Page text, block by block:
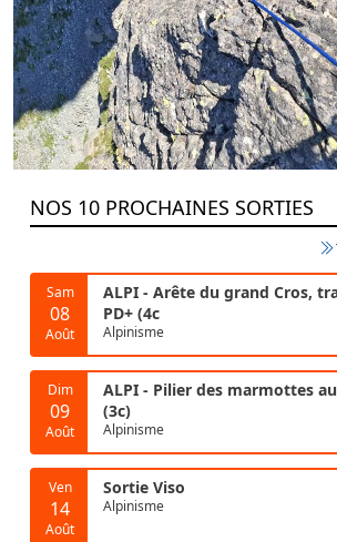
NOS 10 PROCHAINES SORTIES
Sam
08
Août
ALPI - Arête du grand Cros,
PD+ (4c
Alpinisme
Dim
09
Août
ALPI - Pilier des marmottes
(3c)
Alpinisme
Ven
14
Août
Sortie Viso
Alpinisme